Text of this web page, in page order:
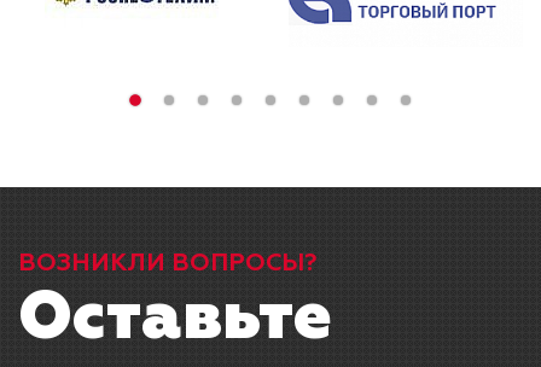
ВОЗНИКЛИ ВОПРОСЫ?
Оставьте